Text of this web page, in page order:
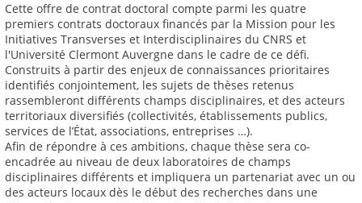
Cette offre de contrat doctoral compte parmi les quatre
premiers contrats doctoraux financés par la Mission pour les
Initiatives Transverses et Interdisciplinaires du CNRS et
l'Université Clermont Auvergne dans le cadre de ce défi.
Construits à partir des enjeux de connaissances prioritaires
identifiés conjointement, les sujets de thèses retenus
rassembleront différents champs disciplinaires, et des acteurs
territoriaux diversifiés (collectivités, établissements publics,
services de l’État, associations, entreprises …).
Afin de répondre à ces ambitions, chaque thèse sera co-
encadrée au niveau de deux laboratoires de champs
disciplinaires différents et impliquera un partenariat avec un ou
des acteurs locaux dès le début des recherches dans une